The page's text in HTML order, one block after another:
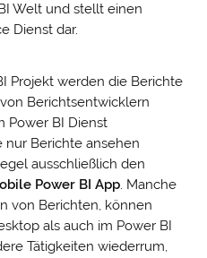
Welt und stellt einen
Dienst dar.
Projekt werden die Berichte
Berichtsentwicklern
Power BI Dienst
nur Berichte ansehen
ausschließlich den
Power BI App. Manche
von Berichten, können
als auch im Power BI
Tätigkeiten wiederrum,